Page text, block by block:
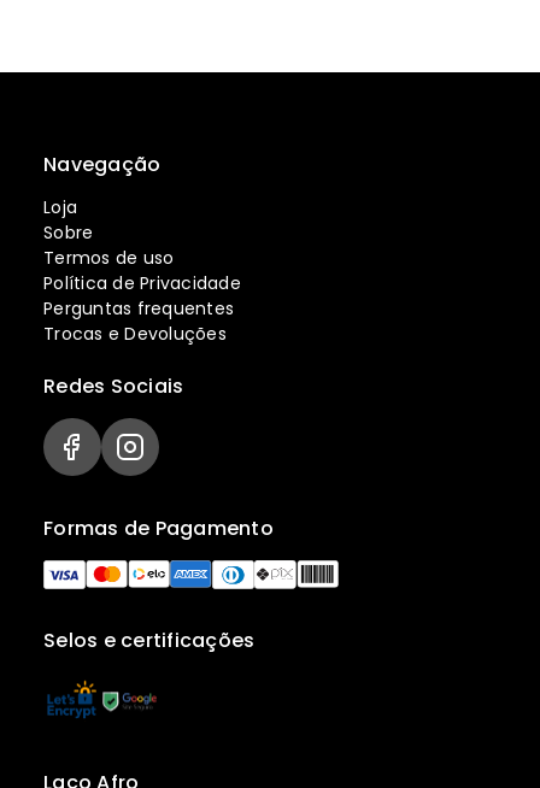
Navegação
Loja
Sobre
Termos de uso
Política de Privacidade
Perguntas frequentes
Trocas e Devoluções
Selos e certificações
Formas de Pagamento
Redes Sociais
Laço Afro